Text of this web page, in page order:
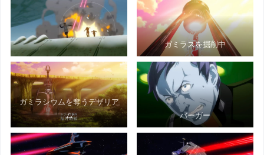
ガミラスを掘削中
ガミラシウムを奪うデザリア
ム
バーガー